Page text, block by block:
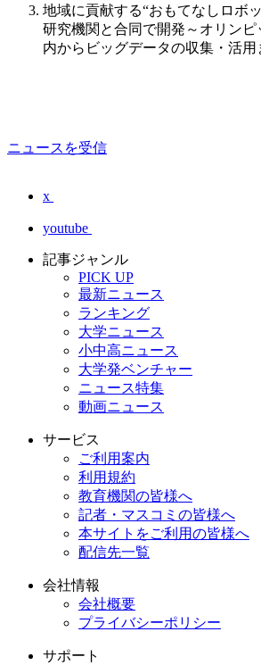
地域に貢献する“おもてなしロボ
研究機関と合同で開発～オリン
内からビッグデータの収集・活
ニュースを受信
x
youtube
記事ジャンル
PICK UP
最新ニュース
ランキング
大学ニュース
小中高ニュース
大学発ベンチャー
ニュース特集
動画ニュース
サービス
ご利用案内
利用規約
教育機関の皆様へ
記者・マスコミの皆様へ
本サイトをご利用の皆様へ
配信先一覧
会社情報
会社概要
プライバシーポリシー
サポート